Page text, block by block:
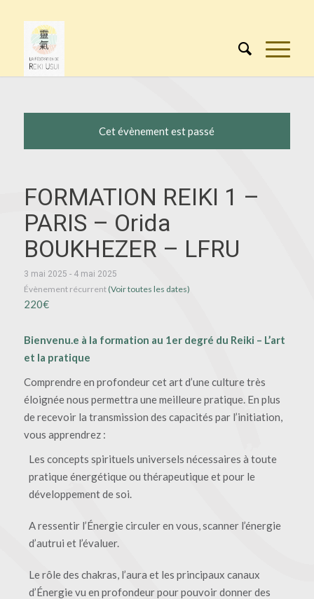
Cet évènement est passé
FORMATION REIKI 1 –
PARIS – Orida
BOUKHEZER – LFRU
3 mai 2025 - 4 mai 2025
Évènement récurrent (Voir toutes les dates)
220€
Bienvenu.e à la formation au 1er degré du Reiki – L’art
et la pratique
Comprendre en profondeur cet art d’une culture très
éloignée nous permettra une meilleure pratique. En plus
de recevoir la transmission des capacités par l’initiation,
vous apprendrez :
Les concepts spirituels universels nécessaires à toute
pratique énergétique ou thérapeutique et pour le
développement de soi.
A ressentir l’Énergie circuler en vous, scanner l’énergie
d’autrui et l’évaluer.
Le rôle des chakras, l’aura et les principaux canaux
d’Énergie vu en profondeur pour pouvoir donner des